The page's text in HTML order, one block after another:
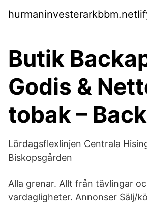
Butik
Godis &
tobak –
Lördagsflexlinjen Centrala
Biskopsgården
Alla grenar. Allt från tävlingar
vardagligheter. Annonser Sälj/